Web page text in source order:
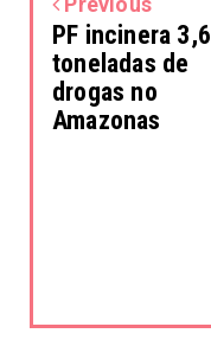
PF incinera 3,6
toneladas de
drogas no
Amazonas